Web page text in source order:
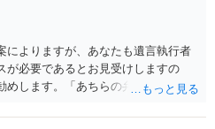
る必要があります。ただし、死亡
すので、早急に戸籍、遺言の有
の有無を確認した方がよいでしょ
義を変更している場合、遺言があ
されているのか、奥様の署名押印が
了の問題として整理すべき場合もあ
によりますが、あなたも遺言執行者
が必要であるとお見受けしますの
めします。「あちらの弁護士」（元